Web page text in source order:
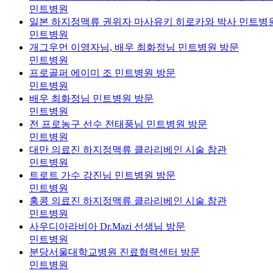
민트병원
일본 하지정맥류 권위자 마사유키 히로카와 박사 민트병
민트병원
개그우먼 이영자님, 배우 최화정님 민트병원 방문
민트병원
프로골퍼 에이미 조 민트병원 방문
민트병원
배우 최화정님 민트병원 방문
민트병원
전 프로농구 선수 전태풍님 민트병원 방문
민트병원
대만 의료진 하지정맥류 클라리베인 시술 참관
민트병원
트로트 가수 강진님 민트병원 방문
민트병원
홍콩 의료진 하지정맥류 클라리베인 시술 참관
민트병원
사우디아라비아 Dr.Mazi 선생님 방문
민트병원
분당서울대학교병원 진료협력센터 방문
민트병원